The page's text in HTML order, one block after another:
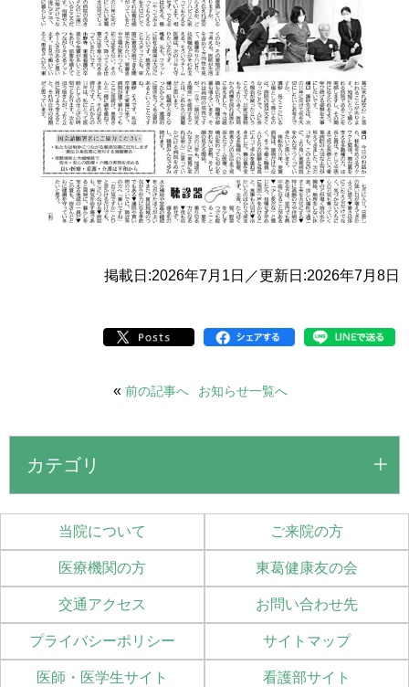
掲載日:2026年7月1日／更新日:2026年7月8日
« 前の記事へ お知らせ一覧へ
カテゴリ
当院について ご来院の方
医療機関の方 東葛健康友の会
交通アクセス お問い合わせ先
プライバシーポリシー サイトマップ
医師・医学生サイト 看護部サイト